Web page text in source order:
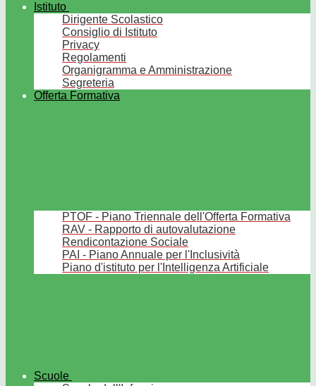
Istituto
Dirigente Scolastico
Consiglio di Istituto
Privacy
Regolamenti
Organigramma e Amministrazione
Segreteria
Offerta Formativa
PTOF - Piano Triennale dell'Offerta Formativa
RAV - Rapporto di autovalutazione
Rendicontazione Sociale
PAI - Piano Annuale per l'Inclusività
Piano d'istituto per l'Intelligenza Artificiale
Scuole